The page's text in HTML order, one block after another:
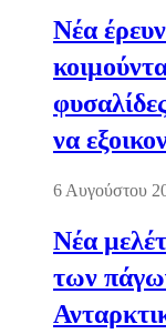
Νέα
να
6 Αυγούστου
Νέα
των